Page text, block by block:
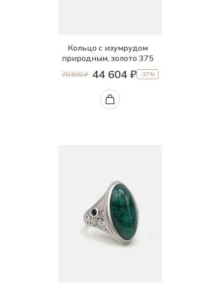
Кольцо с изумрудом
природным, золото 375
70 800 ₽ 44 604 ₽ -37%